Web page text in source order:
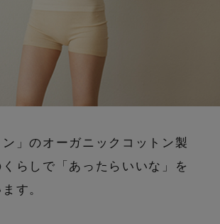
ビーサンの季節！
しい夏素材
品な透け感
Tシャツ
ーズ
グ・財布
について
ン」のオーガニックコットン製
らしで「あったらいいな」を
す。